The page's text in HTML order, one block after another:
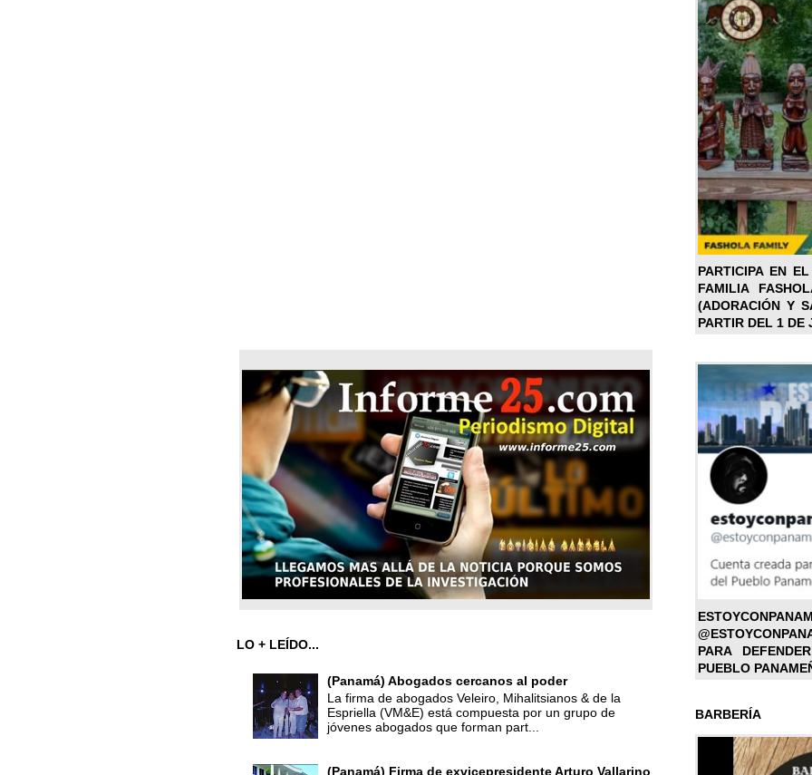
LO + LEÍDO...
(Panamá) Abogados cercanos al poder
La firma de abogados Veleiro, Mihalitsianos & de la
Espriella (VM&E) está compuesta por un grupo de
jóvenes abogados que forman part...
(Panamá) Firma de exvicepresidente Arturo Vallarino
PARTICIPA EN
FAMILIA
(ADORACIÓN Y
PARTIR DEL 1 DE
PARA
PUEBLO
BARBERÍA